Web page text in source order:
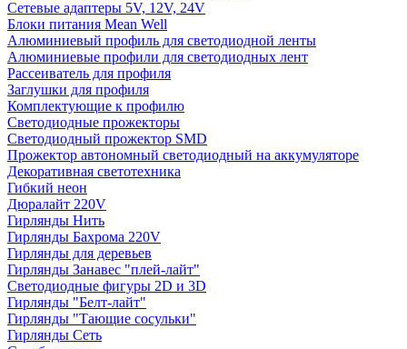
Сетевые адаптеры 5V, 12V, 24V
Блоки питания Mean Well
Алюминиевый профиль для светодиодной ленты
Алюминиевые профили для светодиодных лент
Рассеиватель для профиля
Заглушки для профиля
Комплектующие к профилю
Светодиодные прожекторы
Светодиодный прожектор SMD
Прожектор автономный светодиодный на аккумуляторе
Декоративная светотехника
Гибкий неон
Дюралайт 220V
Гирлянды Нить
Гирлянды Бахрома 220V
Гирлянды для деревьев
Гирлянды Занавес "плей-лайт"
Светодиодные фигуры 2D и 3D
Гирлянды "Белт-лайт"
Гирлянды "Тающие сосульки"
Гирлянды Сеть